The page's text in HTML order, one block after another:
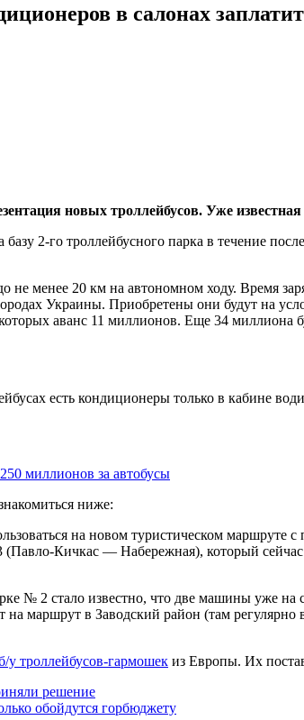
в салонах
новых троллейбусов. Уже
2-го троллейбусного парка в течение
менее 20 км на автономном ходу. Время
Украины. Приобретены они будут на
аванс 11 миллионов. Еще 34 миллиона
есть кондиционеры только в кабине
миллионов за автобусы
ниже:
на новом туристическом
Кичкас — Набережная), который
№ 2 стало известно, что две машины уже
маршрут в Заводский район (там регулярно
у троллейбусов-гармошек из Европы. Их
решение
обойдутся горбюджету